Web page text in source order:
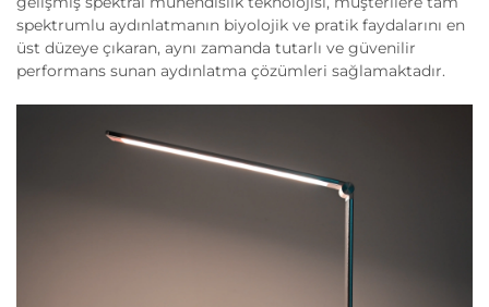
spektrumlu aydınlatmanın biyolojik ve pratik faydalarını en
üst düzeye çıkaran, aynı zamanda tutarlı ve güvenilir
performans sunan aydınlatma çözümleri sağlamaktadır.